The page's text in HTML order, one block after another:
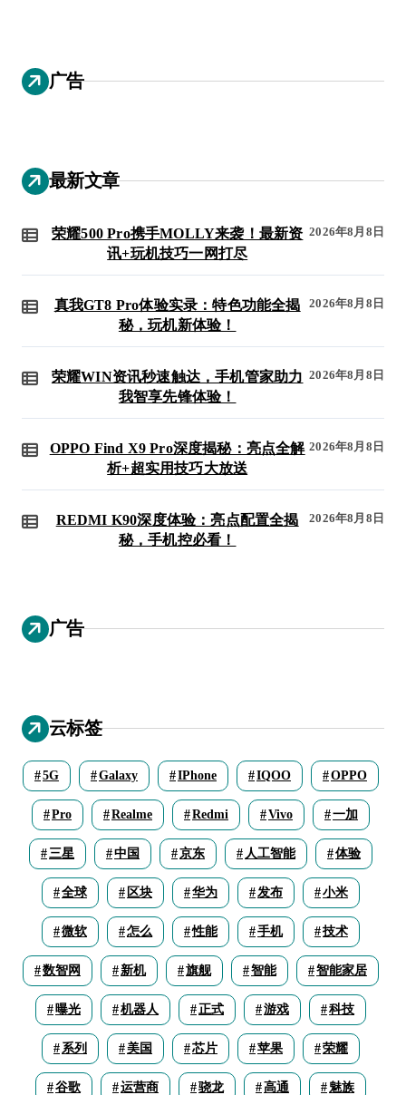
广告
最新文章
荣耀500 Pro携手MOLLY来袭！最新资
讯+玩机技巧一网打尽
2026年8月8日
真我GT8 Pro体验实录：特色功能全揭
秘，玩机新体验！
2026年8月8日
荣耀WIN资讯秒速触达，手机管家助力
我智享先锋体验！
2026年8月8日
OPPO Find X9 Pro深度揭秘：亮点全解
析+超实用技巧大放送
2026年8月8日
REDMI K90深度体验：亮点配置全揭
秘，手机控必看！
2026年8月8日
广告
云标签
5G Galaxy IPhone IQOO OPPO
Pro Realme Redmi Vivo 一加
三星 中国 京东 人工智能 体验
全球 区块 华为 发布 小米
微软 怎么 性能 手机 技术
数智网 新机 旗舰 智能 智能家居
曝光 机器人 正式 游戏 科技
系列 美国 芯片 苹果 荣耀
谷歌 运营商 骁龙 高通 魅族